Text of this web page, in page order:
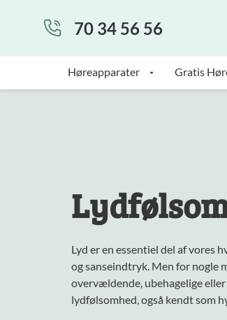
70 34 56 56
Høreapparater Gratis
Lyd er en essentiel del af vores
og sanseindtryk. Men for nogle
overvældende, ubehagelige
lydfølsomhed, også kendt som